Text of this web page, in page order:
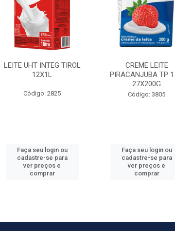
LEITE UHT INTEG TIROL
12X1L
Código: 2825
Faça seu login ou
cadastre-se para
ver preços e
comprar
CREME LEITE
PIRACANJUBA TP
27X200G
Código: 3805
Faça seu login ou
cadastre-se para
ver preços e
comprar